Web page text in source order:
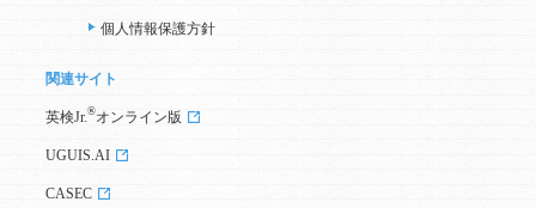
個人情報保護方針
関連サイト
英検Jr. ®オンライン版
UGUIS.AI
CASEC